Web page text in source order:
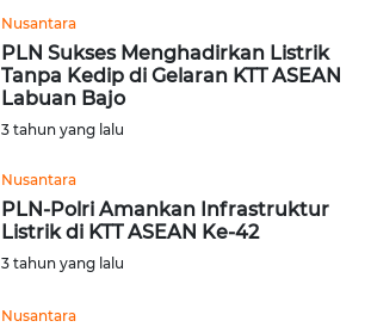
Nusantara
PLN Sukses Menghadirkan Listrik
Tanpa Kedip di Gelaran KTT ASEAN
Labuan Bajo
3 tahun yang lalu
Nusantara
PLN-Polri Amankan Infrastruktur
Listrik di KTT ASEAN Ke-42
3 tahun yang lalu
Nusantara